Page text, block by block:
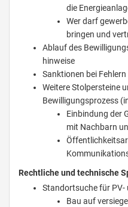
die
Wer darf
bringen und
Ablauf des
hinweise
Sanktionen bei
Weitere Stolpersteine
Bewilligungsprozess
Einbindung der
mit Nachbarn
Rechtliche und technische
Standortsuche für
Bau auf